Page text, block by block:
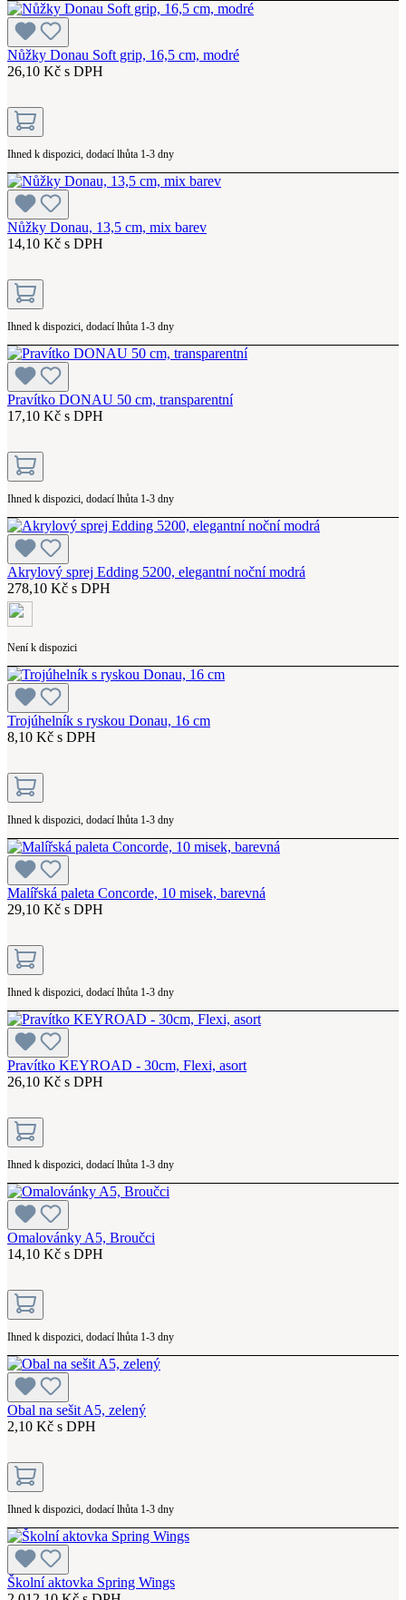
Nůžky Donau Soft grip, 16,5 cm, modré
26,10 Kč s DPH
Ihned k dispozici, dodací lhůta 1-3 dny
Nůžky Donau, 13,5 cm, mix barev
14,10 Kč s DPH
Ihned k dispozici, dodací lhůta 1-3 dny
Pravítko DONAU 50 cm, transparentní
17,10 Kč s DPH
Ihned k dispozici, dodací lhůta 1-3 dny
Akrylový sprej Edding 5200, elegantní noční modrá
278,10 Kč s DPH
Není k dispozici
Trojúhelník s ryskou Donau, 16 cm
8,10 Kč s DPH
Ihned k dispozici, dodací lhůta 1-3 dny
Malířská paleta Concorde, 10 misek, barevná
29,10 Kč s DPH
Ihned k dispozici, dodací lhůta 1-3 dny
Pravítko KEYROAD - 30cm, Flexi, asort
26,10 Kč s DPH
Ihned k dispozici, dodací lhůta 1-3 dny
Omalovánky A5, Broučci
14,10 Kč s DPH
Ihned k dispozici, dodací lhůta 1-3 dny
Obal na sešit A5, zelený
2,10 Kč s DPH
Ihned k dispozici, dodací lhůta 1-3 dny
Školní aktovka Spring Wings